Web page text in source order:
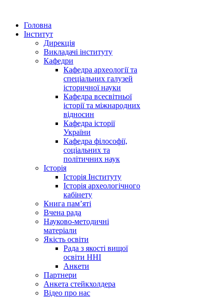
Головна
Інститут
Дирекція
Викладачі інституту
Кафедри
Кафедра археології та
спеціальних галузей
історичної науки
Кафедра всесвітньої
історії та міжнародних
відносин
Кафедра історії
України
Кафедра філософії,
соціальних та
політичних наук
Історія
Історія Інституту
Історія археологічного
кабінету
Книга памʼяті
Вчена рада
Науково-методичні
матеріали
Якість освіти
Рада з якості вищої
освіти ННІ
Анкети
Партнери
Анкета стейкхолдера
Відео про нас